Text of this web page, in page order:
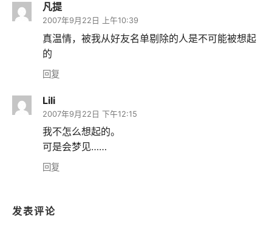
凡提
2007年9月22日 上午10:39
真温情，被我从好友名单剔除的人是不可能被想起
的
回复
Lili
2007年9月22日 下午12:15
我不怎么想起的。
可是会梦见……
回复
发表评论